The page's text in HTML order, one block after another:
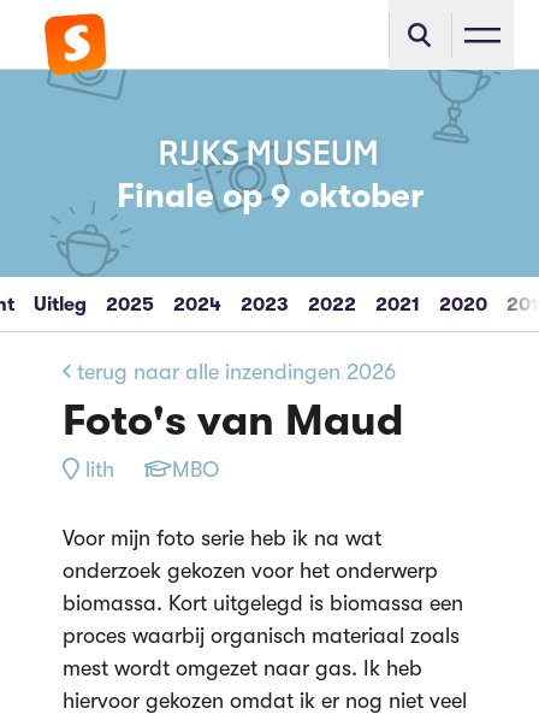
Finale op 9 oktober
Uitleg 2025 2024 2023 2022 2021 2020
terug naar alle inzendingen 2026
Foto's van Maud
lith MBO
Voor mijn foto serie heb ik na wat
onderzoek gekozen voor het onderwerp
biomassa. Kort uitgelegd is biomassa een
proces waarbij organisch materiaal zoals
mest wordt omgezet naar gas. Ik heb
hiervoor gekozen omdat ik er nog niet veel